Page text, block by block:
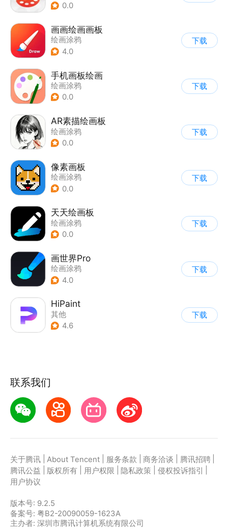
0.0
画画绘画画板
绘画涂鸦
4.0
下载
手机画板绘画
绘画涂鸦
0.0
下载
AR素描绘画板
绘画涂鸦
0.0
下载
像素画板
绘画涂鸦
0.0
下载
天天绘画板
绘画涂鸦
0.0
下载
画世界Pro
绘画涂鸦
4.0
下载
HiPaint
其他
4.6
下载
联系我们
关于腾讯 About Tencent 服务条款 商务洽谈 腾讯招聘
腾讯公益
版权所有 用户权限 隐私政策 侵权投诉指引
用户协议
版本号: 9.2.5
备案号: 粤B2-20090059-1623A
主办者: 深圳市腾讯计算机系统有限公司